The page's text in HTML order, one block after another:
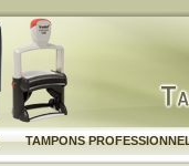
TAMPONS